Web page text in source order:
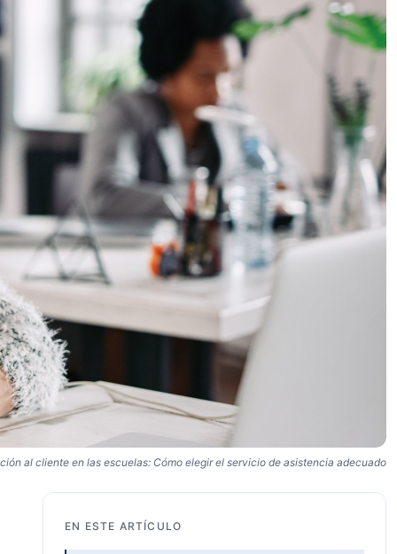
al cliente en las escuelas: Cómo elegir el servicio de asistencia adecuado
EN ESTE ARTÍCULO